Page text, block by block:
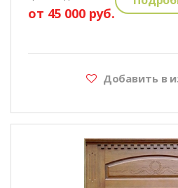
от 45 000 руб.
Добавить в